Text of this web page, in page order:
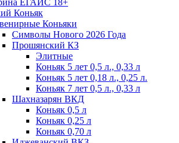
ЕГАИС 18+
Коньяк
Коньяки
Символы Нового 2026 Года
Прошянский КЗ
Элитные
Коньяк 5 лет 0,5 л., 0,33 л
Коньяк 5 лет 0,18 л., 0,25 л.
Коньяк 7 лет 0,5 л., 0,33 л
Шахназарян ВКД
Коньяк 0,5 л
Коньяк 0,25 л
Коньяк 0,70 л